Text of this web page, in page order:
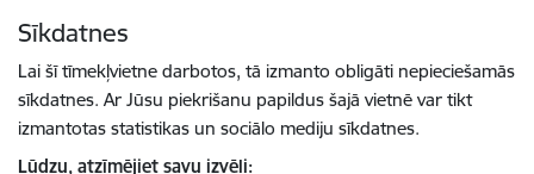
Sīkdatnes
Lai šī tīmekļvietne darbotos, tā izmanto obligāti nepieciešamās
sīkdatnes. Ar Jūsu piekrišanu papildus šajā vietnē var tikt
izmantotas statistikas un sociālo mediju sīkdatnes.
Lūdzu, atzīmējiet savu izvēli: